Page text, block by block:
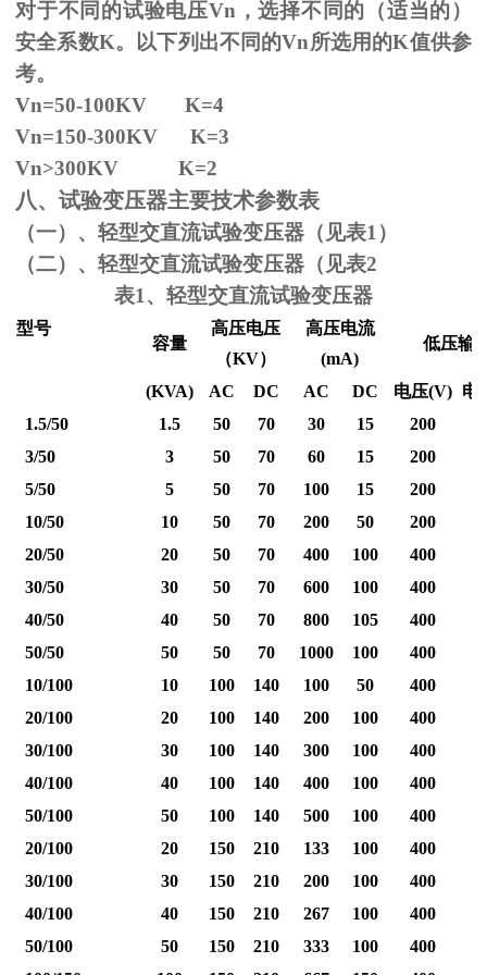
对于不同的试验电压Vn ，选择不同的（适当的）
安全系数K。以下列出不同的Vn所选用的K值供参
考。
Vn=50-100KV K=4
Vn=150-300KV K=3
Vn>300KV K=2
八、试验变压器主要技术参数表
（一）、轻型交直流试验变压器（见表1）
（二）、轻型交直流试验变压器（见表2
表1、轻型交直流试验变压器
型号
容量
高压电压
（KV）
高压电流
(mA)
低压输
(KVA) AC DC AC DC 电压(V) 电
1.5/50
1.5 50 70 30 15 200
3/50
3 50 70 60 15 200
5/50
5 50 70 100 15 200
10/50
10 50 70 200 50 200
20/50
20 50 70 400 100 400
30/50
30 50 70 600 100 400
40/50
40 50 70 800 105 400
50/50
50 50 70 1000 100 400
10/100
10 100 140 100 50 400
20/100
20 100 140 200 100 400
30/100
30 100 140 300 100 400
40/100
40 100 140 400 100 400
50/100
50 100 140 500 100 400
20/100
20 150 210 133 100 400
30/100
30 150 210 200 100 400
40/100
40 150 210 267 100 400
50/100
50 150 210 333 100 400